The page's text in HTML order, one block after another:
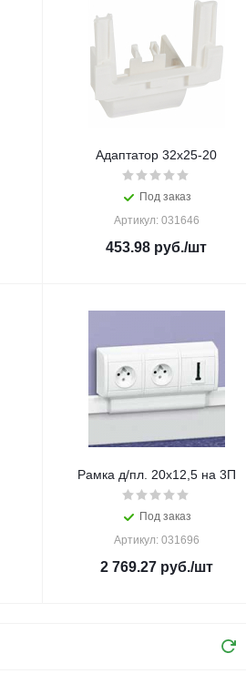
Адаптатор 32х25-20
Под заказ
Артикул: 031646
453.98 руб./шт
Рамка д/пл. 20х12,5 на 3П
Под заказ
Артикул: 031696
2 769.27руб./шт